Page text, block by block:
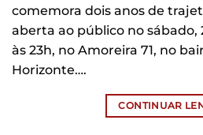
comemora dois anos de
aberta ao público no sábado,
às 23h, no Amoreira 71, no
Horizonte….
CONTINUAR